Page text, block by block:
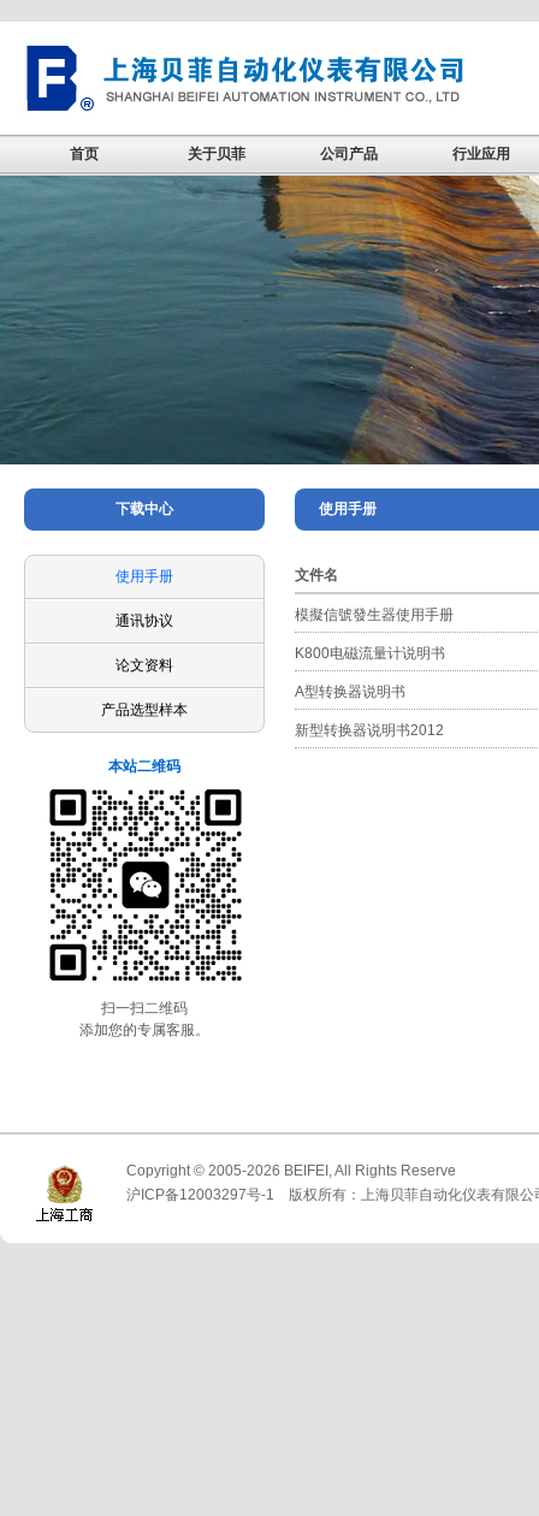
首页 关于贝菲 公司产品 行业应用
下载中心
使用手册
通讯协议
论文资料
产品选型样本
本站二维码
扫一扫二维码
添加您的专属客服。
使用手册
文件名
模擬信號發生器使用手册
K800电磁流量计说明书
A型转换器说明书
新型转换器说明书2012
Copyright © 2005-2026 BEIFEI, All Rights Reserve
沪ICP备12003297号-1 版权所有：上海贝菲自动化仪表有限公